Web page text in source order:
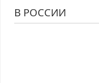
В РОССИИ